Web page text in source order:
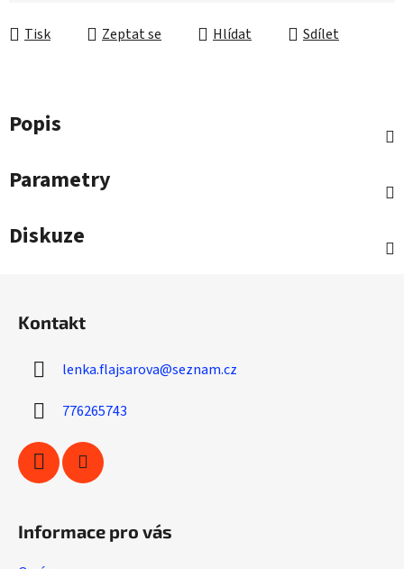
Tisk Zeptat se Hlídat Sdílet
Popis
Parametry
Diskuze
Kontakt
lenka.flajsarova@seznam.cz
776265743
Informace pro vás